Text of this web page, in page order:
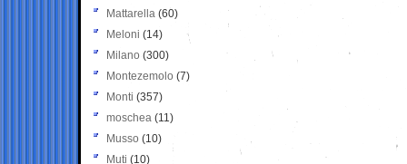
Mattarella (60)
Meloni (14)
Milano (300)
Montezemolo (7)
Monti (357)
moschea (11)
Musso (10)
Muti (10)